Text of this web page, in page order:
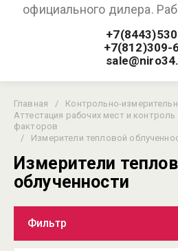
официального дилера.
+7(812)309-
Главная / Контрольно-
Аттестация рабочих мест и
факторов
/
Измерители тепловой
Измерители
облученности
Фильтр